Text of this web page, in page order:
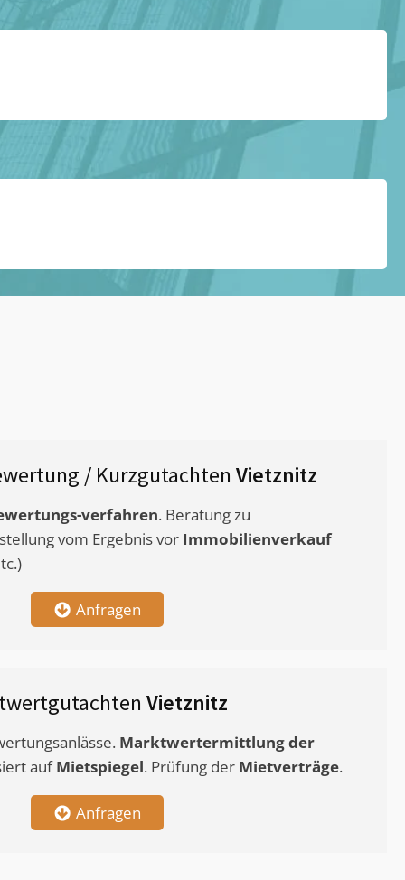
/ Kurzgutachten Vietznitz
verfahren. Beratung zu
vom Ergebnis vor Immobilienverkauf
Anfragen
Vietznitz
Marktwertermittlungder
aufMietspiegel. Prüfung der Mietverträge.
Anfragen